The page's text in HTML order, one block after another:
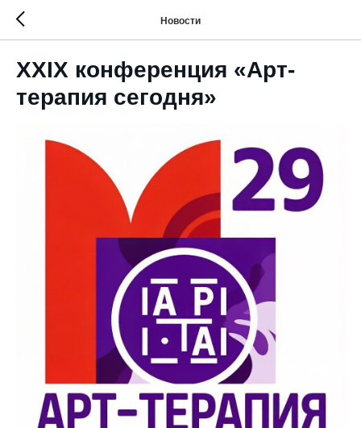
Новости
XXIX конференция «Арт-
терапия сегодня»